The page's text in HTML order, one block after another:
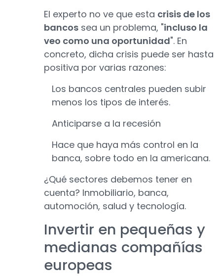
El experto no ve que esta crisis de los
bancos sea un problema, "incluso la
veo como una oportunidad". En
concreto, dicha crisis puede ser hasta
positiva por varias razones:
Los bancos centrales pueden subir
menos los tipos de interés.
Anticiparse a la recesión
Hace que haya más control en la
banca, sobre todo en la americana.
¿Qué sectores debemos tener en
cuenta? Inmobiliario, banca,
automoción, salud y tecnología.
Invertir en pequeñas y
medianas compañías
europeas